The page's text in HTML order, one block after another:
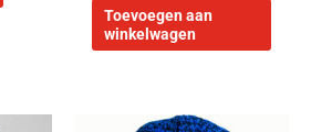
Toevoegen aan
winkelwagen